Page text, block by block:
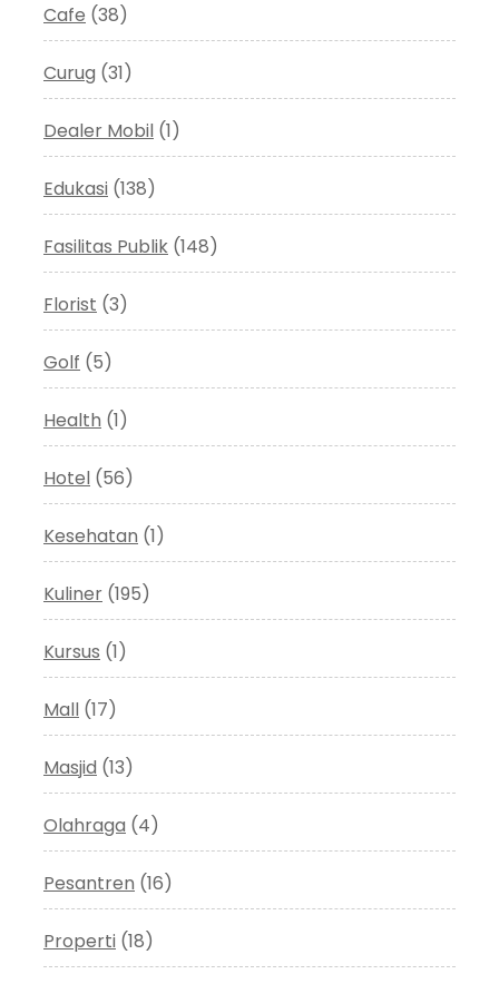
Cafe (38)
Curug (31)
Dealer Mobil (1)
Edukasi (138)
Fasilitas Publik (148)
Florist (3)
Golf (5)
Health (1)
Hotel (56)
Kesehatan (1)
Kuliner (195)
Kursus (1)
Mall (17)
Masjid (13)
Olahraga (4)
Pesantren (16)
Properti (18)